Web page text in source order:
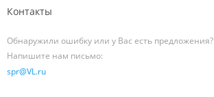
Контакты
Обнаружили ошибку или у Вас есть предложения?
Напишите нам письмо:
spr@VL.ru